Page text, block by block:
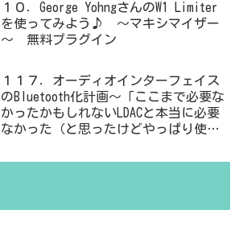
１０．George YohngさんのW1 Limiter
を使ってみよう♪ ～マキシマイザー
～ 無料プラグイン
１１７．オーディオインターフェイス
のBluetooth化計画～「ここまで必要な
かったかもしれないLDACと本当に必要
なかった（と思ったけどやっぱり使っ
無駄を重ねた結論はシンプルだった